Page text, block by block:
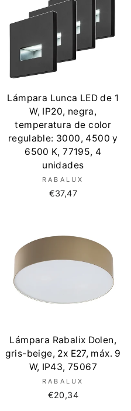
Lámpara Lunca LED de 1
W, IP20, negra,
temperatura de color
regulable: 3000, 4500 y
6500 K, 77195, 4
unidades
RABALUX
€37,47
Lámpara Rabalix Dolen,
gris-beige, 2x E27, máx. 9
W, IP43, 75067
RABALUX
€20,34